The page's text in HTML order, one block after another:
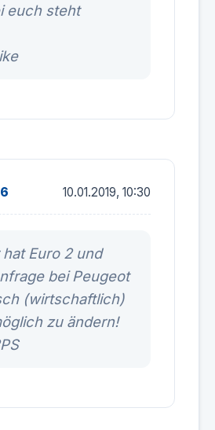
euch steht
10.01.2019, 10:30
Euro 2 und
bei Peugeot
(wirtschaftlich)
zu ändern!